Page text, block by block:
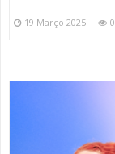
19 Março 2025